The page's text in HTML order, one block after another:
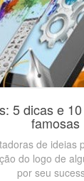
5 dicas e
famosas
de ideias
do logo de
por seu